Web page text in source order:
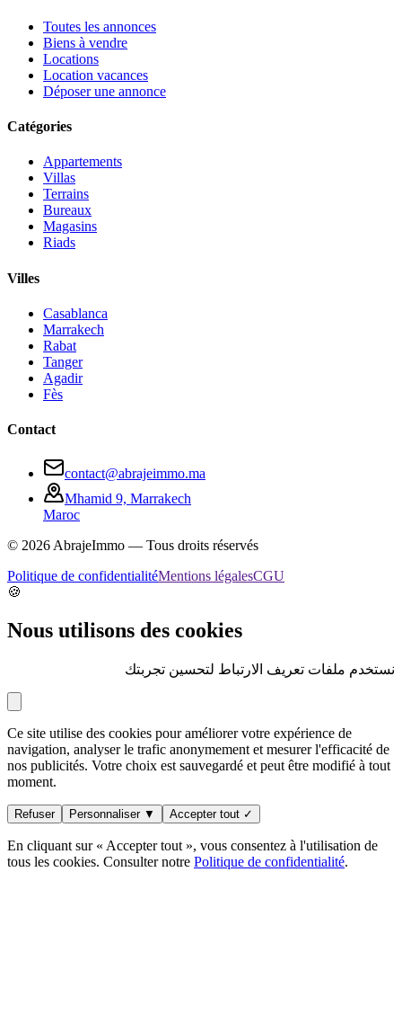
Toutes les annonces
Biens à vendre
Locations
Location vacances
Déposer une annonce
Catégories
Appartements
Villas
Terrains
Bureaux
Magasins
Riads
Villes
Casablanca
Marrakech
Rabat
Tanger
Agadir
Fès
Contact
contact@abrajeimmo.ma
Mhamid 9, Marrakech
Maroc
© 2026AbrajeImmo — Tous droits réservés
Politique de confidentialitéMentions légalesCGU
🍪
Nous utilisons des cookies
نستخدم ملفات تعريف الارتباط لتحسين تجربتك
Ce site utilise des cookies pour améliorer votre expérience de
navigation, analyser le trafic anonymement et mesurer l'efficacité de
nos publicités. Votre choix est sauvegardé et peut être modifié à tout
moment.
Refuser Personnaliser ▼ Accepter tout ✓
En cliquant sur « Accepter tout », vous consentez à l'utilisation de
tous les cookies. Consulter notre Politique de confidentialité.